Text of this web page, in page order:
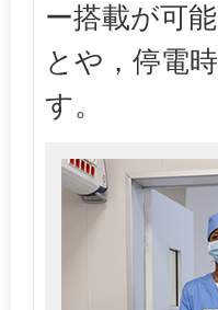
ー搭載が可
とや，停電
す。